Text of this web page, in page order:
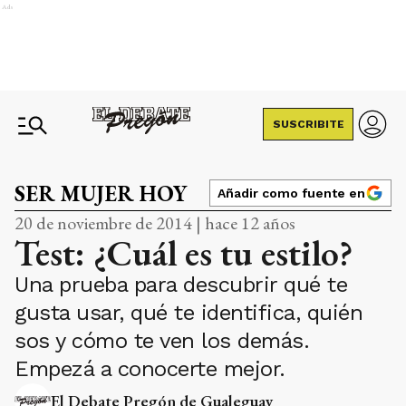
Ads
SUSCRIBITE
SER MUJER HOY Añadir como fuente en
20 de noviembre de 2014 | hace 12 años
Test: ¿Cuál es tu estilo?
Una prueba para descubrir qué te
gusta usar, qué te identifica, quién
sos y cómo te ven los demás.
Empezá a conocerte mejor.
El Debate Pregón de Gualeguay